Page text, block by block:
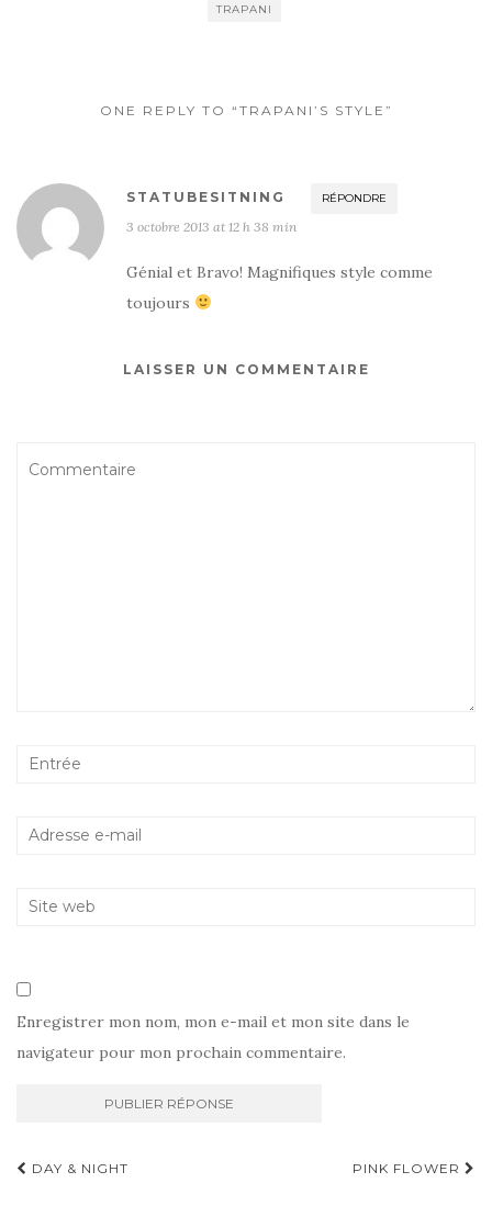
TRAPANI
ONE REPLY TO “TRAPANI’S STYLE”
STATUBESITNING RÉPONDRE
3 octobre 2013 at 12 h 38 min
Génial et Bravo! Magnifiques style comme
toujours
LAISSER UN COMMENTAIRE
Enregistrer mon nom, mon e-mail et mon site dans le
navigateur pour mon prochain commentaire.
Navigation
DAY & NIGHT PINK FLOWER